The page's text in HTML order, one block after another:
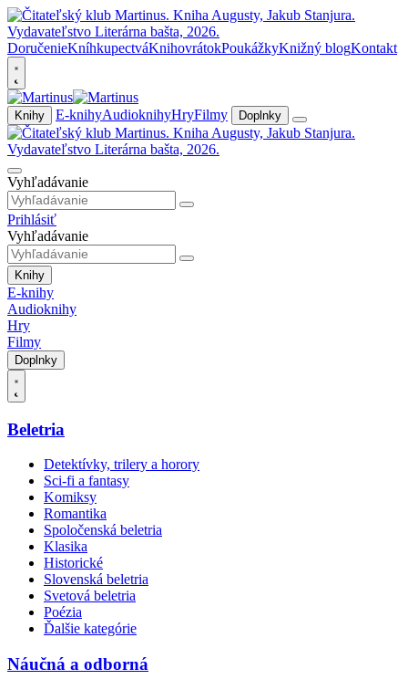
DoručenieKníhkupectváKnihovrátokPoukážkyKnižný blogKontakt
Knihy E-knihyAudioknihyHryFilmy Doplnky
Vyhľadávanie
Prihlásiť
Vyhľadávanie
Knihy
E-knihy
Audioknihy
Hry
Filmy
Doplnky
Beletria
Detektívky, trilery a horory
Sci-fi a fantasy
Komiksy
Romantika
Spoločenská beletria
Klasika
Historické
Slovenská beletria
Svetová beletria
Poézia
Ďalšie kategórie
Náučná a odborná